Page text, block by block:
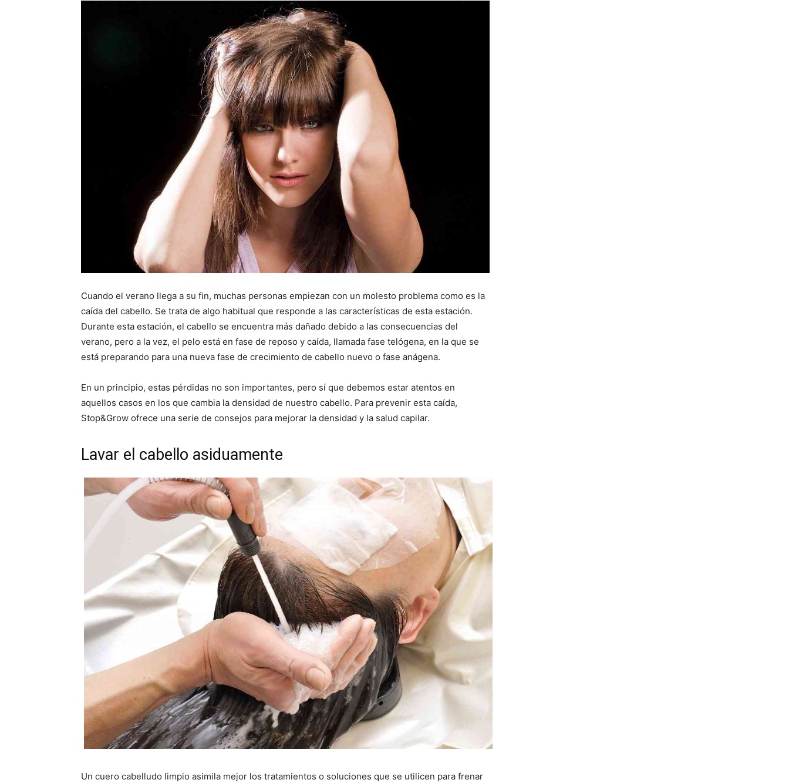
Cuando el verano llega a su fin, muchas personas empiezan con un molesto problema como es la
caída del cabello. Se trata de algo habitual que responde a las características de esta estación.
Durante esta estación, el cabello se encuentra más dañado debido a las consecuencias del
verano, pero a la vez, el pelo está en fase de reposo y caída, llamada fase telógena, en la que se
está preparando para una nueva fase de crecimiento de cabello nuevo o fase anágena.
En un principio, estas pérdidas no son importantes, pero sí que debemos estar atentos en
aquellos casos en los que cambia la densidad de nuestro cabello. Para prevenir esta caída,
Stop&Grow ofrece una serie de consejos para mejorar la densidad y la salud capilar.
Lavar el cabello asiduamente
Un cuero cabelludo limpio asimila mejor los tratamientos o soluciones que se utilicen para frenar